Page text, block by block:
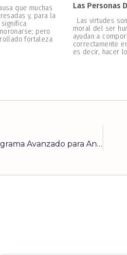
que muchas
y, para la
pero
fortaleza
Las Personas
Las virtudes
moral del ser
ayudan a
correctamente
es decir, hacer
4G AGAR (Advanced Gas Analyze Reader) Programa Avanzado para Análisis de Gases